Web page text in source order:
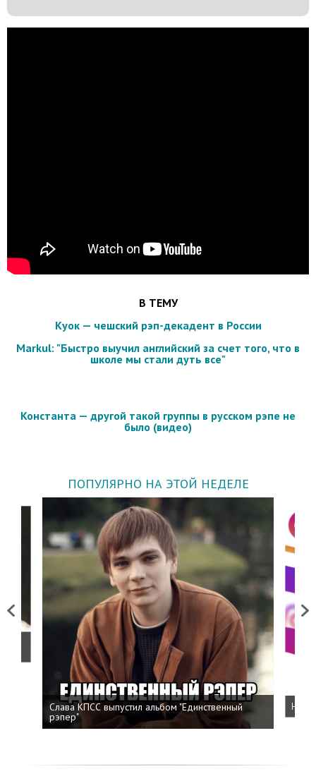
В ТЕМУ
Куок — чешский рэп-декадент в России
Markul: "Быстро выучил английский за счет того, что в
школе мы стали дуть все"
Константа — другой такой группы в русском рэпе не
было (видео)
ПОПУЛЯРНО НА ЭТОЙ НЕДЕЛЕ
Previous
Слава КПСС выпустил альбом "Единственный
рэпер"
Next